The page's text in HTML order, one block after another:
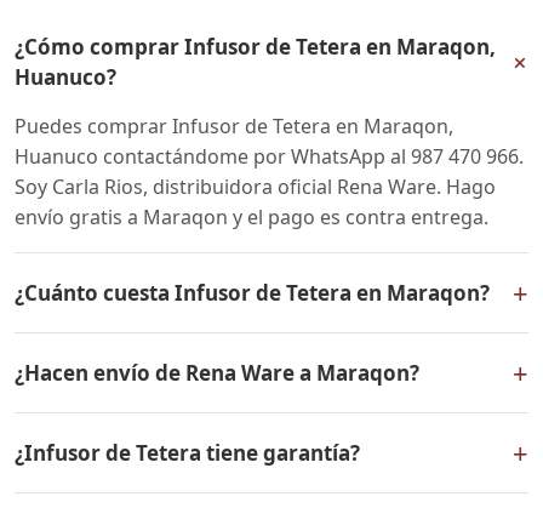
¿Cómo comprar Infusor de Tetera en Maraqon,
Huanuco?
+
Puedes comprar Infusor de Tetera en Maraqon,
Huanuco contactándome por WhatsApp al 987 470 966.
Soy Carla Rios, distribuidora oficial Rena Ware. Hago
envío gratis a Maraqon y el pago es contra entrega.
¿Cuánto cuesta Infusor de Tetera en Maraqon? +
Perú. Contáctame por WhatsApp para conocer el precio
actual, promociones disponibles y facilidades de pago
en cuotas desde el 10% de inicial.
¿Hacen envío de Rena Ware a Maraqon? +
Maraqon, Huanuco y a todo el Perú. El pago es contra
entrega.
¿Infusor de Tetera tiene garantía? +